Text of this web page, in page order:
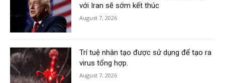
với Iran sẽ sớm kết thúc
August 7, 2026
Trí tuệ nhân tạo được sử dụng để tạo ra
virus tổng hợp.
August 7, 2026